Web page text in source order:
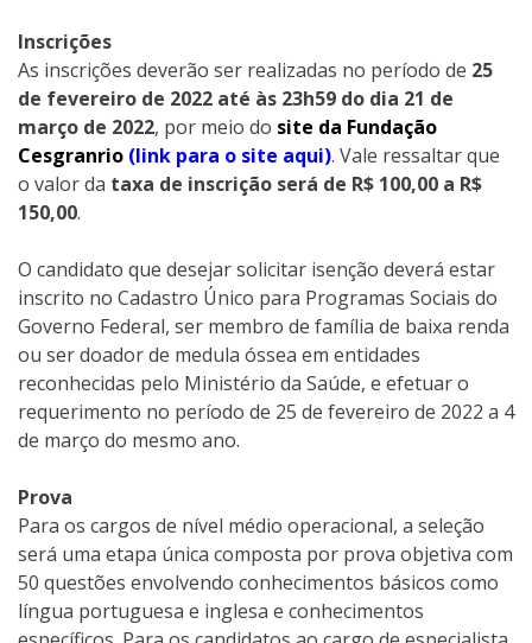
Inscrições
As inscrições deverão ser realizadas no período de 25
de fevereiro de 2022 até às 23h59 do dia 21 de
março de 2022, por meio do site da Fundação
Cesgranrio (link para o site aqui). Vale ressaltar que
o valor da taxa de inscrição será de R$ 100,00 a R$
150,00.
O candidato que desejar solicitar isenção deverá estar
inscrito no Cadastro Único para Programas Sociais do
Governo Federal, ser membro de família de baixa renda
ou ser doador de medula óssea em entidades
reconhecidas pelo Ministério da Saúde, e efetuar o
requerimento no período de 25 de fevereiro de 2022 a 4
de março do mesmo ano.
Prova
Para os cargos de nível médio operacional, a seleção
será uma etapa única composta por prova objetiva com
50 questões envolvendo conhecimentos básicos como
língua portuguesa e inglesa e conhecimentos